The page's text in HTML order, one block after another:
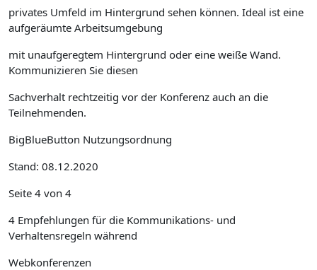
privates Umfeld im Hintergrund sehen können. Ideal ist eine
aufgeräumte Arbeitsumgebung
mit unaufgeregtem Hintergrund oder eine weiße Wand.
Kommunizieren Sie diesen
Sachverhalt rechtzeitig vor der Konferenz auch an die
Teilnehmenden.
BigBlueButton Nutzungsordnung
Stand: 08.12.2020
Seite 4 von 4
4 Empfehlungen für die Kommunikations- und
Verhaltensregeln während
Webkonferenzen